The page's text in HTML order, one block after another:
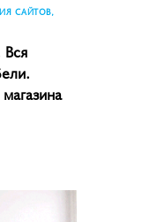
САЙТОВ,